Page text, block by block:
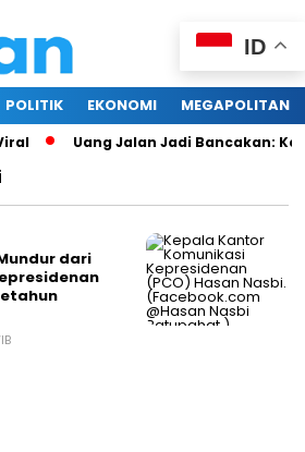
POLITIK EKONOMI MEGAPOLITAN
Uang Jalan Jadi Bancakan:
dari
ID